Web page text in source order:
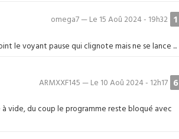
1
omega7 — Le 15 Aoû 2024 - 19h32
le voyant pause qui clignote mais ne se lance ...
6
ARMXXF145 — Le 10 Aoû 2024 - 12h17
vide, du coup le programme reste bloqué avec